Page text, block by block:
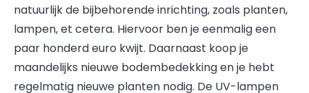
natuurlijk de bijbehorende inrichting, zoals planten,
lampen, et cetera. Hiervoor ben je eenmalig een
paar honderd euro kwijt. Daarnaast koop je
maandelijks nieuwe bodembedekking en je hebt
regelmatig nieuwe planten nodig. De UV-lampen